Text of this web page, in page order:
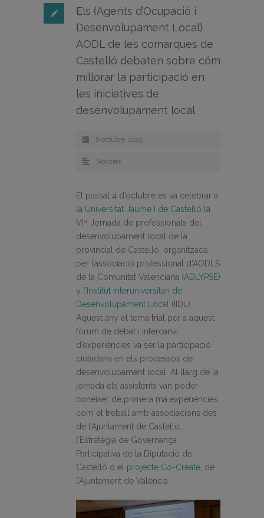
Els (Agents d’Ocupació i
Desenvolupament Local)
AODL de les comarques de
Castelló debaten sobre cóm
millorar la participació en
les iniciatives de
desenvolupament local.
8 octubre, 2019
Noticies
El passat 4 d’octubre es va celebrar a
la Universitat Jaume I de Castelló la
VIª Jornada de professionals del
desenvolupament local de la
provincial de Castelló, organitzada
per l’associació professional d’AODLS
de la Comunitat Valenciana (ADLYPSE)
y l’ Institut Interuniversitari de
Desenvolupament Local (IIDL).
Aquest any el tema triat per a aquest
fòrum de debat i intercanvi
d’experiències va ser la participació
ciutadana en els processos de
desenvolupament local. Al llarg de la
jornada els assistents van poder
conèixer de primera mà experiències
com el treball amb associacions des
de l’Ajuntament de Castelló,
l’Estratègia de Governança
Participativa de la Diputació de
Castelló o el projecte Co-Create, de
l’Ajuntament de València.